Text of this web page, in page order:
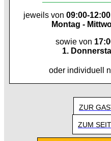
jeweils von 09:00-
Montag -
sowie von
1.
oder individuell
ZUR
ZUM